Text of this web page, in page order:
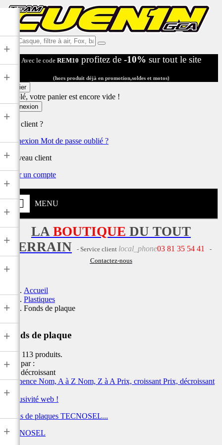
Ex:
Casque,
filtre
air,
Fox,
...
Avec le code REM10 profitez de -10% sur tout le site
(hors produit déjà en promotion,soldes et motos)
Panier
Désolé, votre panier est encore vide !
Connexion
Déjà client ?
Connexion Mot de passe oublié ?
Nouveau client
Créer un compte
MENU
+
+
+
+
+
+
+
+
+
+
+
+
+
LA BOUTIQUE DU TOUT
TERRAIN
- Service client local_phone03 81 35 54 41
-
Contactez-nous
Accueil
Plastiques
Fonds de plaque
Fonds de plaque
Il y a 113 produits.
Trier par :
Prix, décroissant
Pertinence Nom, A à Z Nom, Z à A Prix, croissant Prix, décroissant
Exclusivité web !
Fonds de plaques TECNOSEL...
TECNOSEL